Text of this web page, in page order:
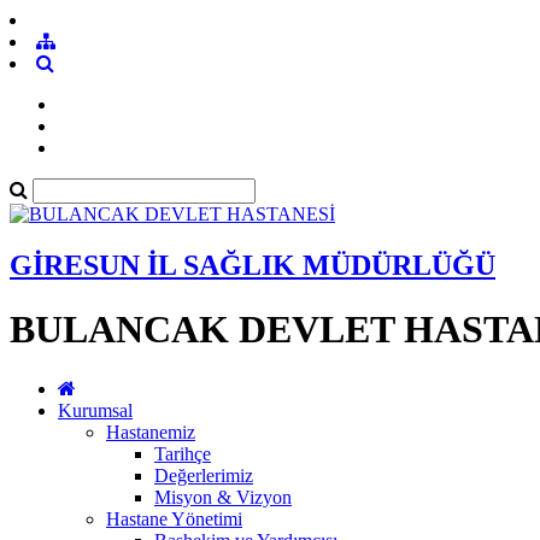
GİRESUN İL SAĞLIK MÜDÜRLÜĞÜ
BULANCAK DEVLET
Kurumsal
Hastanemiz
Tarihçe
Değerlerimiz
Misyon & Vizyon
Hastane Yönetimi